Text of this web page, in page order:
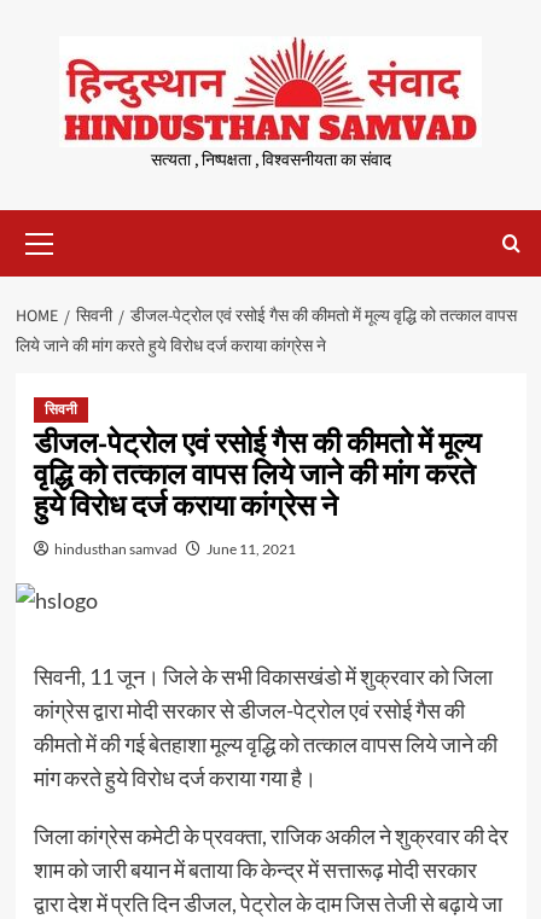
content
सत्यता , निष्पक्षता , विश्वसनीयता का संवाद
Menu
HOME सिवनी
डीजल-पेट्रोल एवं रसोई गैस की कीमतो में मूल्य वृद्धि को तत्काल वापस
लिये जाने की मांग करते हुये विरोध दर्ज कराया कांग्रेस ने
सिवनी
डीजल-पेट्रोल एवं रसोई गैस की कीमतो में मूल्य
वृद्धि को तत्काल वापस लिये जाने की मांग करते
हुये विरोध दर्ज कराया कांग्रेस ने
hindusthan samvad June 11, 2021
सिवनी, 11 जून। जिले के सभी विकासखंडो में शुक्रवार को जिला
कांग्रेस द्वारा मोदी सरकार से डीजल-पेट्रोल एवं रसोई गैस की
कीमतो में की गई बेतहाशा मूल्य वृद्धि को तत्काल वापस लिये जाने की
मांग करते हुये विरोध दर्ज कराया गया है।
जिला कांग्रेस कमेटी के प्रवक्ता, राजिक अकील ने शुक्रवार की देर
शाम को जारी बयान में बताया कि केन्द्र में सत्तारूढ़ मोदी सरकार
द्वारा देश में प्रति दिन डीजल, पेट्रोल के दाम जिस तेजी से बढ़ाये जा